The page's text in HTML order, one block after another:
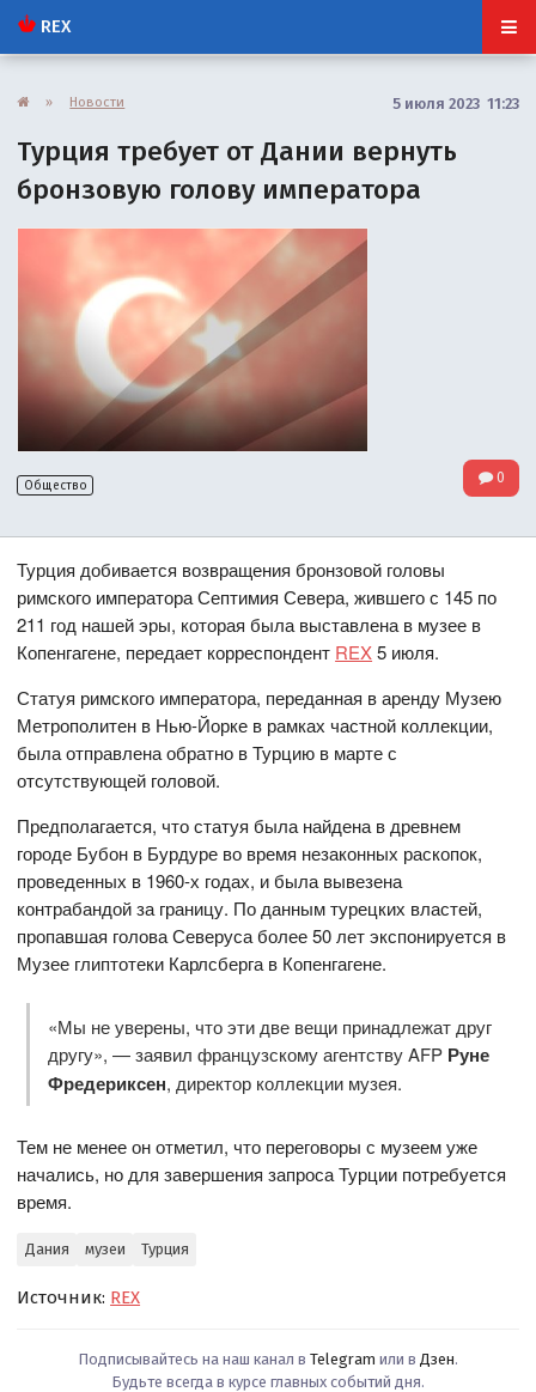
REX
» Новости 5 июля 2023 11:23
Турция требует от Дании вернуть
бронзовую голову императора
Общество 0
Турция добивается возвращения бронзовой головы
римского императора Септимия Севера, жившего с 145 по
211 год нашей эры, которая была выставлена в музее в
Копенгагене, передает корреспондент REX5 июля.
Статуя римского императора, переданная в аренду Музею
Метрополитен в Нью-Йорке в рамках частной коллекции,
была отправлена обратно в Турцию в марте с
отсутствующей головой.
Предполагается, что статуя была найдена в древнем
городе Бубон в Бурдуре во время незаконных раскопок,
проведенных в 1960-х годах, и была вывезена
контрабандой за границу. По данным турецких властей,
пропавшая голова Северуса более 50 лет экспонируется в
Музее глиптотеки Карлсберга в Копенгагене.
«Мы не уверены, что эти две вещи принадлежат друг
другу», — заявил французскому агентству AFP Руне
Фредериксен, директор коллекции музея.
Тем не менее он отметил, что переговоры с музеем уже
начались, но для завершения запроса Турции потребуется
время.
Дания музеи Турция
Источник: REX
Подписывайтесь на наш канал в Telegram или в Дзен.
Будьте всегда в курсе главных событий дня.